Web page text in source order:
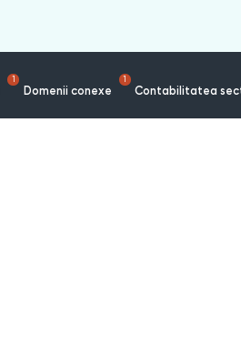
1
Domenii conexe
1
Contabilitatea